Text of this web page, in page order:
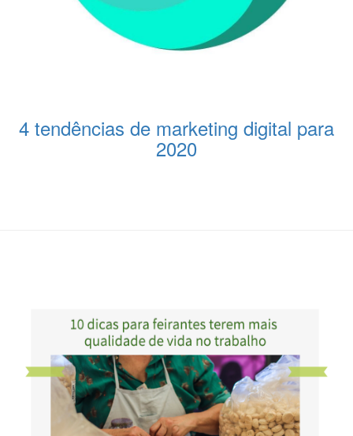
4 tendências de marketing digital para
2020